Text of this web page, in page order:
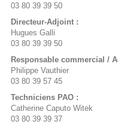
03 80 39 39 50
Directeur-Adjoint :
Hugues Galli
03 80 39 39 50
Responsable commercial /
Philippe Vauthier
03 80 39 57 45
Techniciens PAO :
Catherine Caputo Witek
03 80 39 39 37